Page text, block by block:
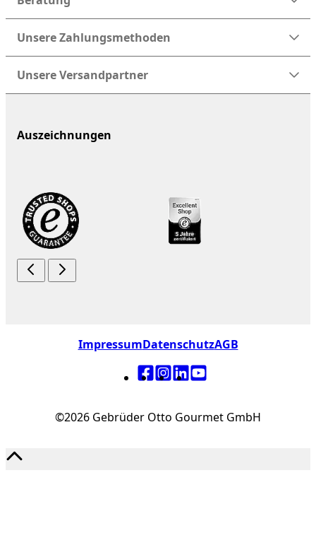
Unsere Zahlungsmethoden
Unsere Versandpartner
Auszeichnungen
ImpressumDatenschutzAGB
©2026 Gebrüder Otto Gourmet GmbH